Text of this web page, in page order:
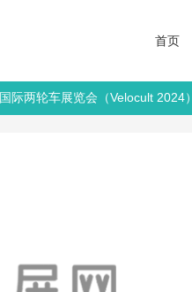
首页
际两轮车展览会（Velocult 2024）